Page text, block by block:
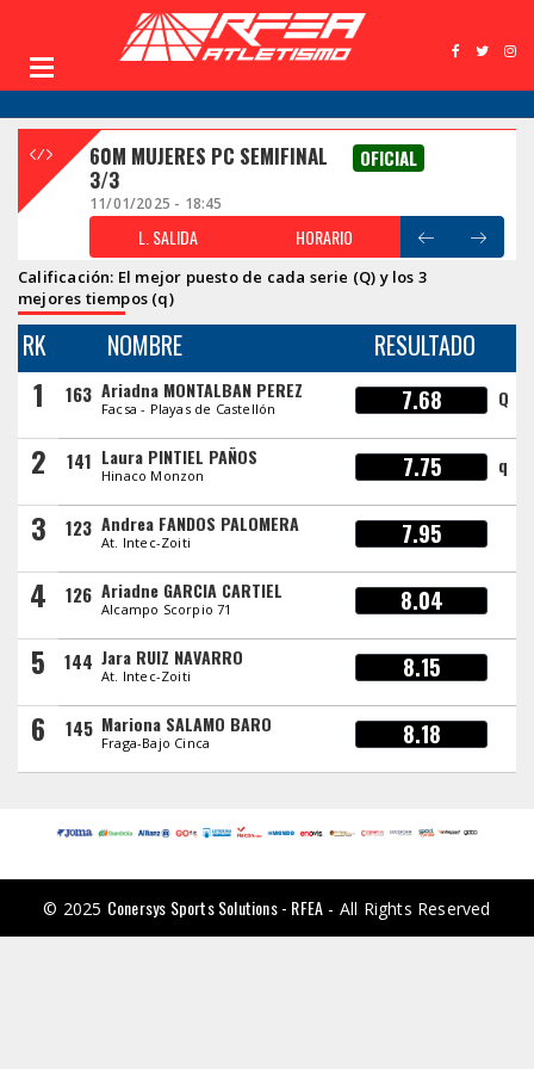
60M MUJERES PC SEMIFINAL
3/3
OFICIAL
11/01/2025 - 18:45
L. SALIDA HORARIO
Calificación: El mejor puesto de cada serie (Q) y los 3
mejores tiempos (q)
RK NOMBRE RESULTADO
1 163 Ariadna MONTALBAN PEREZ
Facsa - Playas de Castellón 7.68 Q
2 141 Laura PINTIEL PAÑOS
Hinaco Monzon 7.75 q
3 123 Andrea FANDOS PALOMERA
At. Intec-Zoiti 7.95
4 126 Ariadne GARCIA CARTIEL
Alcampo Scorpio 71 8.04
5 144 Jara RUIZ NAVARRO
At. Intec-Zoiti 8.15
6 145 Mariona SALAMO BARO
Fraga-Bajo Cinca 8.18
© 2025 Conersys Sports Solutions - RFEA - All Rights Reserved